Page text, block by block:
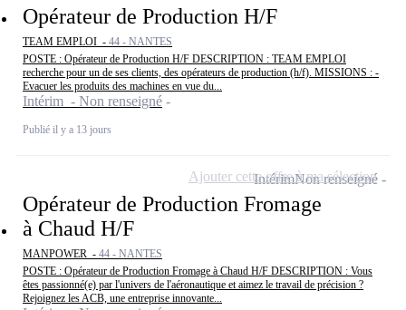
Opérateur de Production H/F
TEAM EMPLOI - 44 - NANTES
POSTE : Opérateur de Production H/F DESCRIPTION : TEAM EMPLOI
recherche pour un de ses clients, des opérateurs de production (h/f). MISSIONS : -
Evacuer les produits des machines en vue du...
Intérim - Non renseigné
Publié il y a 13 jours
Opérateur de Production Fromage
à Chaud H/F
MANPOWER - 44 - NANTES
POSTE : Opérateur de Production Fromage à Chaud H/F DESCRIPTION : Vous
êtes passionné(e) par l'univers de l'aéronautique et aimez le travail de précision ?
Rejoignez les ACB, une entreprise innovante...
IntérimNon renseigné
Ajouter cette offre à ma sélection